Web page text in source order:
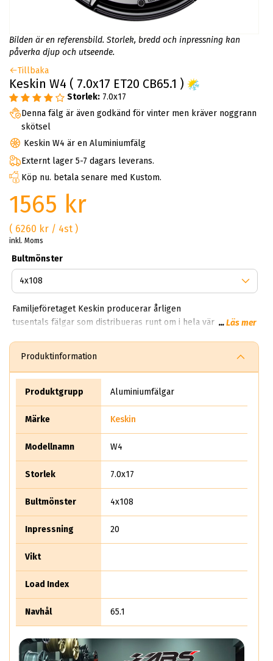
Bilden är en referensbild. Storlek, bredd och inpressning kan
påverka djup och utseende.
Tillbaka
Keskin W4 ( 7.0x17 ET20 CB65.1 )
Storlek: 7.0x17
Denna fälg är även godkänd för vinter men kräver noggrann
skötsel
Keskin W4 är en Aluminiumfälg
Externt lager 5-7 dagars leverans.
Köp nu. betala senare med Kustom.
1565 kr
( 6260 kr / 4st )
inkl. Moms
Bultmönster
Familjeföretaget Keskin producerar årligen
tusentals fälgar som distribueras runt om i hela världen. På
GmbH, bolaget härstammar och kommer från Tyskland.
...Läs mer
Produktinformation
Produktgrupp Aluminiumfälgar
Märke Keskin
Modellnamn W4
Storlek 7.0x17
Bultmönster 4x108
Inpressning 20
Vikt
Load Index
Navhål 65.1